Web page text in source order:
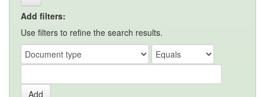
Add filters:
Use filters to refine the search results.